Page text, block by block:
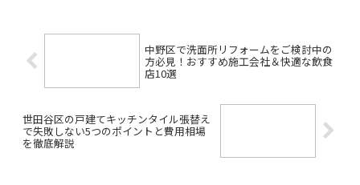
中野区で洗面所リフォームをご検討中の
方必見！おすすめ施工会社＆快適な飲食
店10選
世田谷区の戸建てキッチンタイル張替え
で失敗しない5つのポイントと費用相場
を徹底解説